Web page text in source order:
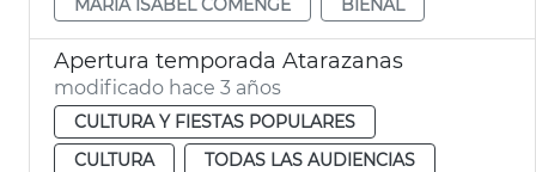
Apertura temporada Atarazanas
modificado hace 3 años
CULTURA Y FIESTAS POPULARES
CULTURA
TODAS LAS AUDIENCIAS